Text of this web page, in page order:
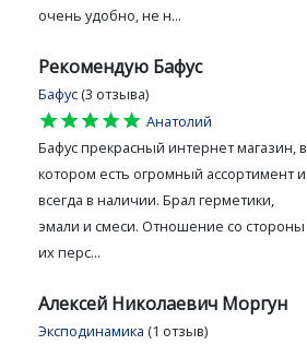
очень удобно, не н...
Рекомендую Бафус
Бафус (3 отзыва)
star
star
star
star
star
Анатолий
Бафус прекрасный интернет магазин, в
котором есть огромный ассортимент и
всегда в наличии. Брал герметики,
эмали и смеси. Отношение со стороны
их перс...
Алексей Николаевич Моргун
Эксподинамика (1 отзыв)